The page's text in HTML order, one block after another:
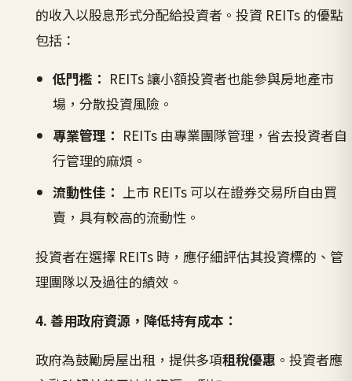
的收入以股息形式分配給投資者。投資 REITs 的優點
包括：
低門檻： REITs 讓小額投資者也能參與房地產市
場，分散投資風險。
專業管理： REITs 由專業團隊管理，省去投資者自
行管理的麻煩。
流動性佳： 上市 REITs 可以在證券交易所自由買
賣，具有較高的流動性。
投資者在選擇 REITs 時，應仔細評估其投資標的、管
理團隊以及過往的績效。
4. 善用政府資源，降低持有成本：
政府為鼓勵房屋出租，提供多項租稅優惠 。投資者應